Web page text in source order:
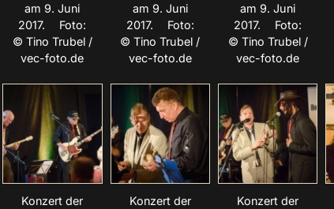
am 9. Juni
2017. Foto:
© Tino Trubel /
vec-foto.de
am 9. Juni
2017. Foto:
© Tino Trubel /
vec-foto.de
am 9. Juni
2017. Foto:
© Tino Trubel /
vec-foto.de
Konzert der
Konzert der
Konzert der